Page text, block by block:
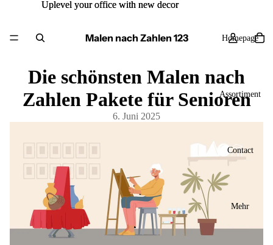
Uplevel your office with new decor
Uplevel your office with new decor
Malen nach Zahlen 123 Homepage
Assortiment
Contact
Mehr
Die schönsten Malen nach
Zahlen Pakete für Senioren
6. Juni 2025